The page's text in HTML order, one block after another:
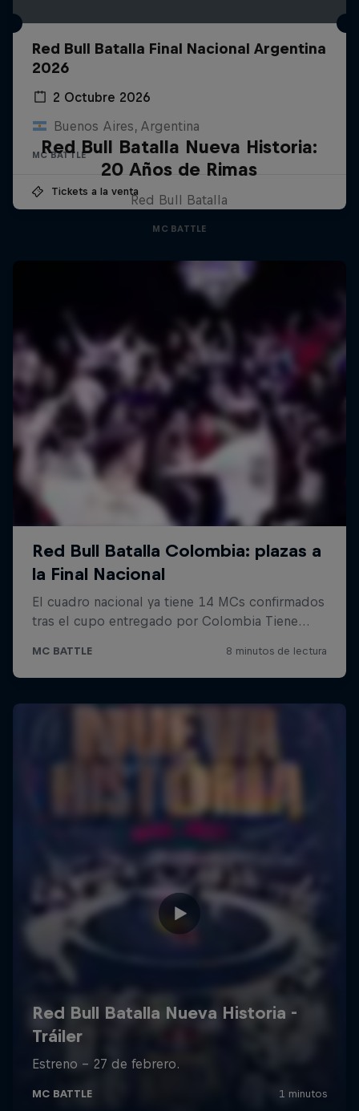
Red Bull Batalla Final Nacional Argentina
2026
2 Octubre 2026
Buenos Aires, Argentina
MC BATTLE
Tickets a la venta
Red Bull Batalla Nueva Historia:
20 Años de Rimas
Red Bull Batalla
MC BATTLE